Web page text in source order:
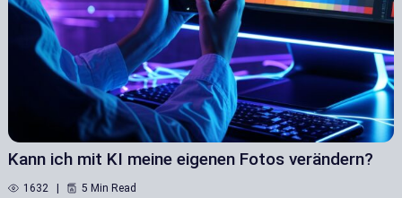
Kann ich mit KI meine eigenen Fotos verändern?
1632 5 Min Read